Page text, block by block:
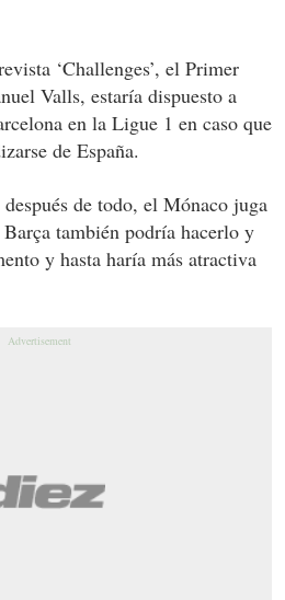
‘Challenges’, el Primer
Valls, estaría dispuesto a
en la Ligue 1 en caso que
de España.
de todo, el Mónaco juga
también podría hacerlo y
y hasta haría más atractiva